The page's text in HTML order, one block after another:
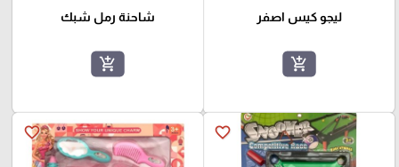
ليجو كيس اصفر
add_shopping_cart
شاحنة رمل شبك
add_shopping_cart
favorite_border
favorite_border